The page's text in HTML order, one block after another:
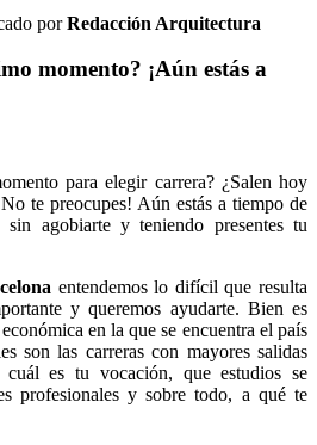
porRedacción Arquitectura
momento? ¡Aún estás a
para elegir carrera? ¿Salen hoy
te preocupes! Aún estás a tiempo de
agobiarte y teniendo presentes tu
entendemos lo difícil que resulta
y queremos ayudarte. Bien es
en la que se encuentra el país
son las carreras con mayores salidas
es tu vocación, que estudios se
profesionales y sobre todo, a qué te